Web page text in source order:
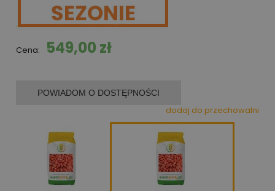
Cena: 549,00 zł
POWIADOM O DOSTĘPNOŚCI
dodaj do przechowalni